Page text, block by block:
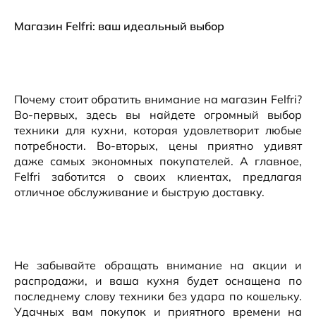
Магазин Felfri: ваш идеальный выбор
Почему стоит обратить внимание на магазин Felfri?
Во-первых, здесь вы найдете огромный выбор
техники для кухни, которая удовлетворит любые
потребности. Во-вторых, цены приятно удивят
даже самых экономных покупателей. А главное,
Felfri заботится о своих клиентах, предлагая
отличное обслуживание и быструю доставку.
Не забывайте обращать внимание на акции и
распродажи, и ваша кухня будет оснащена по
последнему слову техники без удара по кошельку.
Удачных вам покупок и приятного времени на